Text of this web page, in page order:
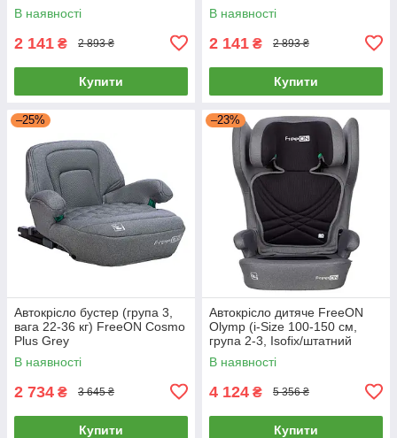
В наявності
2 141 ₴ 2 893 ₴
Купити
В наявності
2 141 ₴ 2 893 ₴
Купити
–25%
Автокрісло бустер (група 3,
вага 22-36 кг) FreeON Cosmo
Plus Grey
В наявності
2 734 ₴ 3 645 ₴
Купити
–23%
Автокрісло дитяче FreeON
Olymp (i-Size 100-150 см,
група 2-3, Isofix/штатний
ремінь) Grey Сіре
В наявності
4 124 ₴ 5 356 ₴
Купити